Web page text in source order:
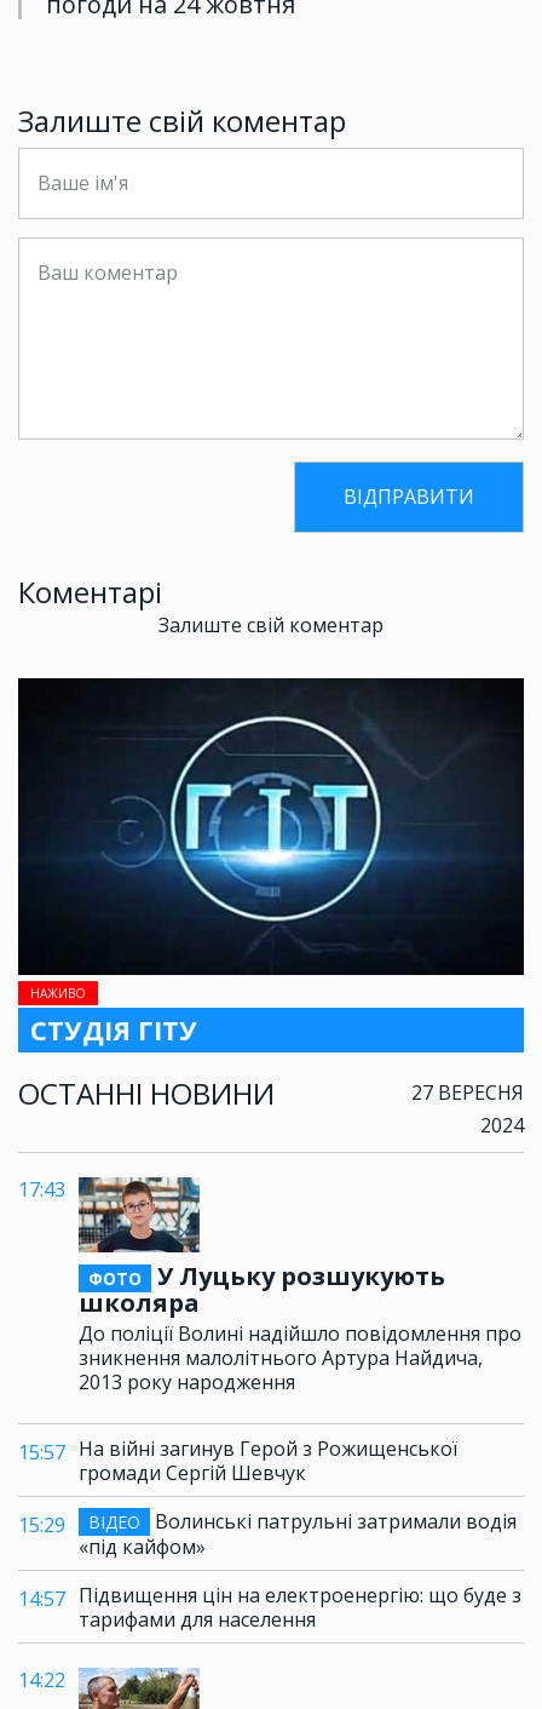
НАЖИВО
СТУДІЯ ГІТУ
ОСТАННІ НОВИНИ
27 ВЕРЕСНЯ
2024
17:43
ФОТО
У Луцьку розшукують
школяра
До поліції Волині надійшло повідомлення про
зникнення малолітнього Артура Найдича,
2013 року народження
15:57 На війні загинув Герой з Рожищенської
громади Сергій Шевчук
15:29
ВІДЕО
Волинські патрульні затримали водія
«під кайфом»
14:57 Підвищення цін на електроенергію: що буде з
тарифами для населення
14:22
Залиште свій коментар
Коментарі
Залиште свій коментар